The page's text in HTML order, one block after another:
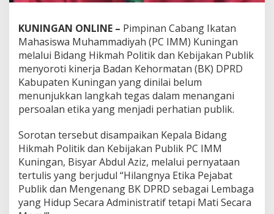
KUNINGAN ONLINE – Pimpinan Cabang Ikatan
Mahasiswa Muhammadiyah (PC IMM) Kuningan
melalui Bidang Hikmah Politik dan Kebijakan Publik
menyoroti kinerja Badan Kehormatan (BK) DPRD
Kabupaten Kuningan yang dinilai belum
menunjukkan langkah tegas dalam menangani
persoalan etika yang menjadi perhatian publik.
Sorotan tersebut disampaikan Kepala Bidang
Hikmah Politik dan Kebijakan Publik PC IMM
Kuningan, Bisyar Abdul Aziz, melalui pernyataan
tertulis yang berjudul “Hilangnya Etika Pejabat
Publik dan Mengenang BK DPRD sebagai Lembaga
yang Hidup Secara Administratif tetapi Mati Secara